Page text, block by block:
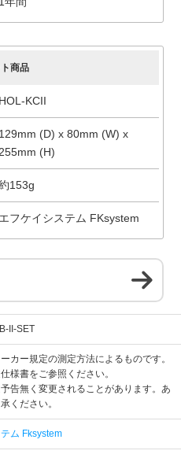
商品
HOL-KCII
129mm (D) x 80mm (W) x
255mm (H)
153g
エフケイシステム FKsystem
II-SET
カー規定の測定方法によるものです。
様書をご参照ください。
告無く変更されることがあります。あ
ください。
ム Fksystem